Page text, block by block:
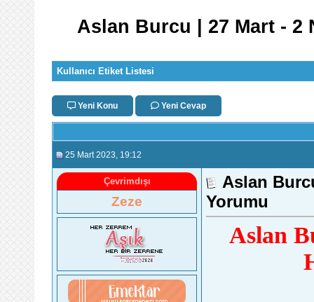
Aslan Burcu | 27 Mart - 2
Kullanıcı Etiket Listesi
Yeni Konu Yeni Cevap
25 Mart 2023 , 19:12
Çevrimdışı
Zeze
Aslan
Yorumu
Aslan